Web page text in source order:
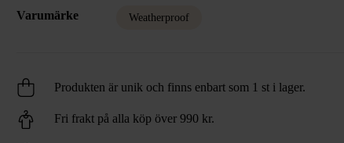
Varumärke Weatherproof
Produkten är unik och finns enbart som 1 st i lager.
Fri frakt på alla köp över 990 kr.